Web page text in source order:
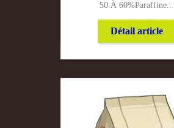
50 À 60%Paraffine...
Détail article